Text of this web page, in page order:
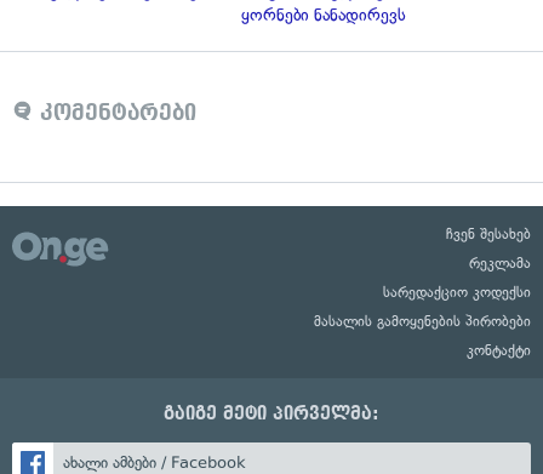
ყორნები ნანადირევს
კომენტარები
ჩვენ შესახებ
რეკლამა
სარედაქციო კოდექსი
მასალის გამოყენების პირობები
კონტაქტი
გაიგე მეტი პირველმა:
ახალი ამბები / Facebook